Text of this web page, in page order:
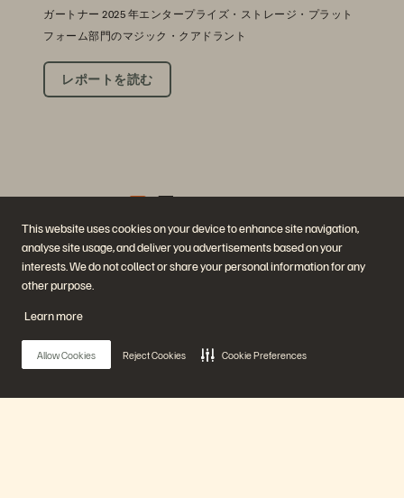
This website uses cookies on your device to enhance site navigation,
analyse site usage, and deliver you advertisements based on your
interests. We do not collect or share your personal information for any
other purpose.
Learn more
Allow Cookies Reject Cookies Cookie Preferences
ガートナー 2025 年エンタープライズ・ストレージ・プラット
フォーム部門のマジック・クアドラント
レポートを読む
企業情報
採用情報
サステナビリティと社会的
IR（投資家向け情報）
エグゼクティブ・ブリーフ
ソリューション
AI（人工知能）